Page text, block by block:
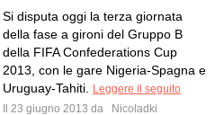
Si disputa oggi la terza giornata
della fase a gironi del Gruppo B
della FIFA Confederations Cup
2013, con le gare Nigeria-Spagna e
Uruguay-Tahiti.
Leggere il seguito
Il 23 giugno 2013 da
Nicoladki